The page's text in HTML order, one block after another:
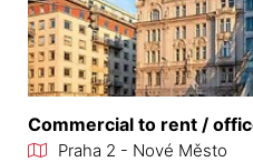
Commercial to rent /
Praha 2 - Nové Město